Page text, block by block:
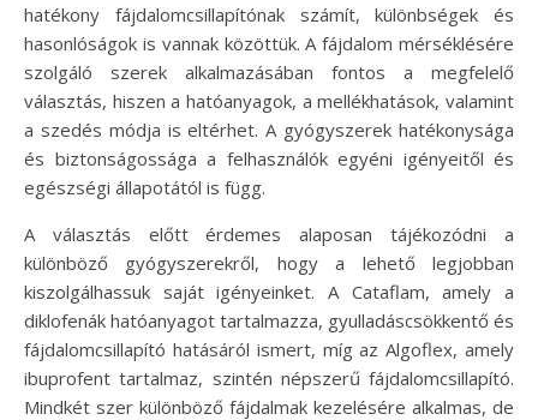
hatékony fájdalomcsillapítónak számít, különbségek és
hasonlóságok is vannak közöttük. A fájdalom mérséklésére
szolgáló szerek alkalmazásában fontos a megfelelő
választás, hiszen a hatóanyagok, a mellékhatások, valamint
a szedés módja is eltérhet. A gyógyszerek hatékonysága
és biztonságossága a felhasználók egyéni igényeitől és
egészségi állapotától is függ.
A választás előtt érdemes alaposan tájékozódni a
különböző gyógyszerekről, hogy a lehető legjobban
kiszolgálhassuk saját igényeinket. A Cataflam, amely a
diklofenák hatóanyagot tartalmazza, gyulladáscsökkentő és
fájdalomcsillapító hatásáról ismert, míg az Algoflex, amely
ibuprofent tartalmaz, szintén népszerű fájdalomcsillapító.
Mindkét szer különböző fájdalmak kezelésére alkalmas, de